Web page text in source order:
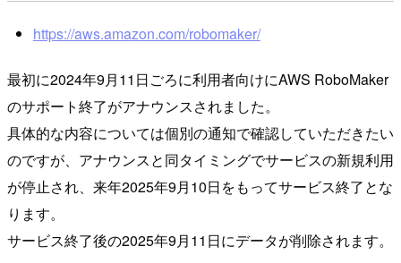
https://aws.amazon.com/robomaker/
最初に2024年9月11日ごろに利用者向けにAWS RoboMaker
のサポート終了がアナウンスされました。
具体的な内容については個別の通知で確認していただきたい
のですが、アナウンスと同タイミングでサービスの新規利用
が停止され、来年2025年9月10日をもってサービス終了とな
ります。
サービス終了後の2025年9月11日にデータが削除されます。